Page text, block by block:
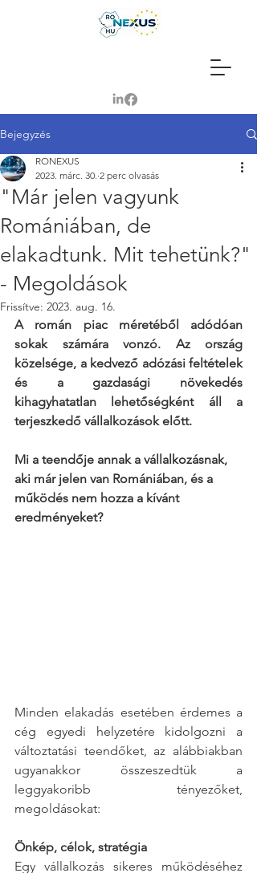
Bejegyzés
"Már jelen vagyunk
Romániában, de
elakadtunk. Mit tehetünk?"
- Megoldások
RONEXUS
2023. márc. 30. 2 perc olvasás
Frissítve: 2023. aug. 16.
A román piac méretéből adódóan
sokak számára vonzó. Az ország
közelsége, a kedvező adózási feltételek
és a gazdasági növekedés
kihagyhatatlan lehetőségként áll a
terjeszkedő vállalkozások előtt.
Mi a teendője annak a vállalkozásnak,
aki már jelen van Romániában, és a
működés nem hozza a kívánt
eredményeket?
Minden elakadás esetében érdemes a
cég egyedi helyzetére kidolgozni a
változtatási teendőket, az alábbiakban
ugyanakkor összeszedtük a
leggyakoribb tényezőket,
megoldásokat:
Önkép, célok, stratégia
Egy vállalkozás sikeres működéséhez